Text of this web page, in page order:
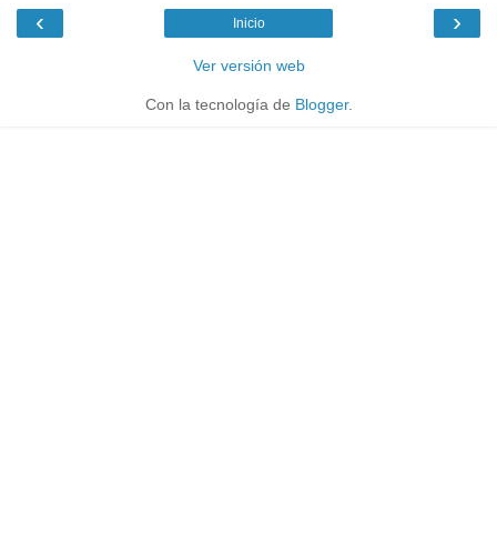
‹ ›
Inicio
Ver versión web
Con la tecnología de Blogger.